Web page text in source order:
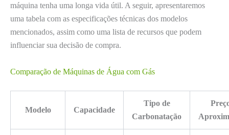
máquina tenha uma longa vida útil. A seguir, apresentaremos
uma tabela com as especificações técnicas dos modelos
mencionados, assim como uma lista de recursos que podem
influenciar sua decisão de compra.
Comparação de Máquinas de Água com Gás
Modelo Capacidade
Tipo de
Carbonatação